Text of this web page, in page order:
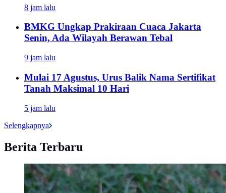
8 jam lalu
BMKG Ungkap Prakiraan Cuaca Jakarta
Senin, Ada Wilayah Berawan Tebal
9 jam lalu
Mulai 17 Agustus, Urus Balik Nama Sertifikat
Tanah Maksimal 10 Hari
5 jam lalu
Selengkapnya
Berita Terbaru